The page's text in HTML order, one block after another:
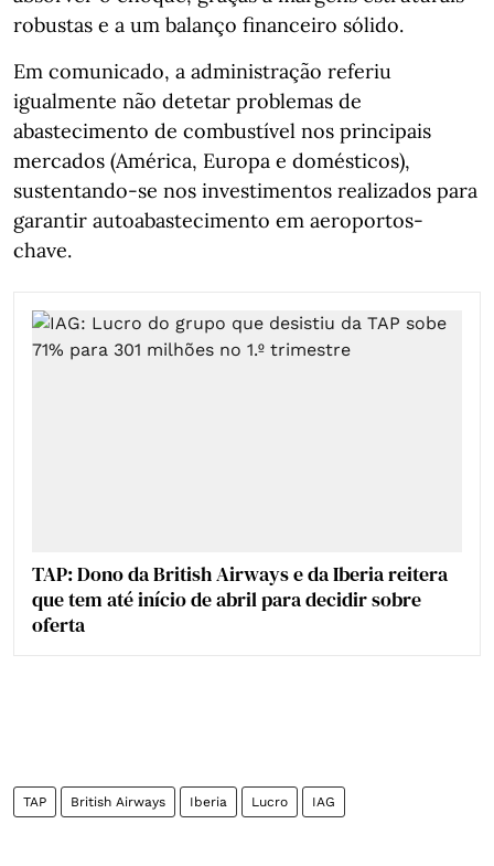
robustas e a um balanço financeiro sólido.
Em comunicado, a administração referiu
igualmente não detetar problemas de
abastecimento de combustível nos principais
mercados (América, Europa e domésticos),
sustentando‑se nos investimentos realizados para
garantir autoabastecimento em aeroportos-
chave.
TAP: Dono da British Airways e da Iberia reitera
que tem até início de abril para decidir sobre
oferta
TAP British Airways Iberia Lucro IAG